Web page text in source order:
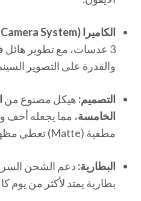
الكاميرا (Camera System):
3 عدسات، مع تطوير هائل في عدسة الـ
والقدرة على التصوير
التصميم: هيكل مصنوع من
الخامسة، مما يجعله أخف
مطفية (Matte) تعطي مظهراً فخماً.
البطارية: دعم الشحن
بطارية يمتد لأكثر من يوم